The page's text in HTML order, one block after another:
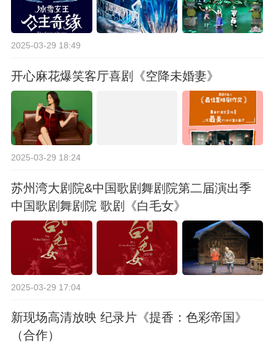
2025-03-29 18:49
开心麻花爆笑客厅喜剧《空降未婚妻》
2025-03-29 18:24
苏州湾大剧院&中国歌剧舞剧院第二届演出季
中国歌剧舞剧院 歌剧《白毛女》
2025-03-29 17:04
新现场高清放映 纪录片《提香：色彩帝国》
（合作）